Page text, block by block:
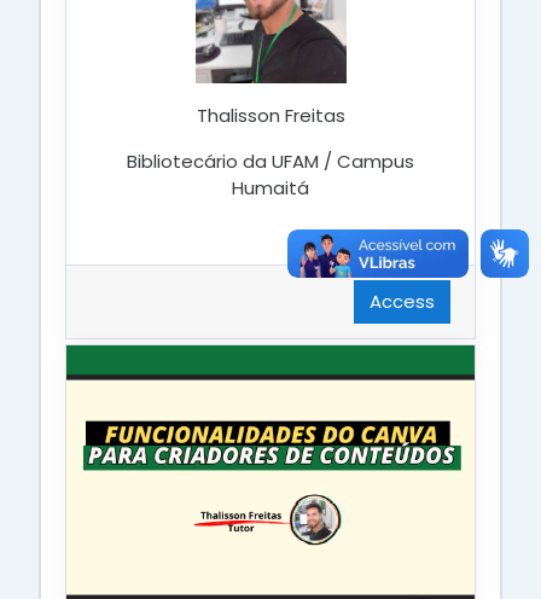
Thalisson Freitas
Bibliotecário da UFAM / Campus
Humaitá
Access